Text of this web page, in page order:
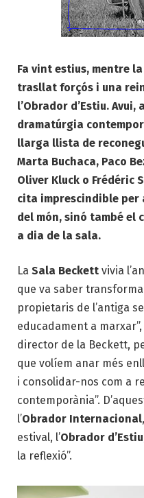
Fa vint estius, mentre
trasllat forçós i una
l’Obrador d’Estiu.
dramatúrgia
llarga llista de
Marta Buchaca, Paco
Oliver Kluck o Frédéric
cita imprescindible per
del món, sinó també el
a dia de la sala.
La Sala Beckett vivia
que va saber
propietaris de l’antiga
educadament a
director de la Beckett,
que volíem anar més
i consolidar-nos com a
contemporània”.
l’Obrador Internacional
estival, l’Obrador d’Estiu
la reflexió”.